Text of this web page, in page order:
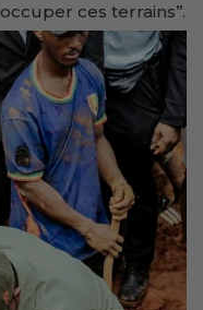
ces terrains’’.